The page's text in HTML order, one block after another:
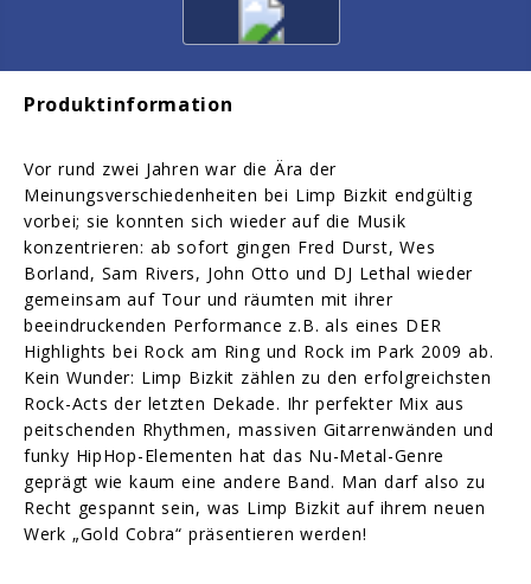
Produktinformation
Vor rund zwei Jahren war die Ära der
Meinungsverschiedenheiten bei Limp Bizkit endgültig
vorbei; sie konnten sich wieder auf die Musik
konzentrieren: ab sofort gingen Fred Durst, Wes
Borland, Sam Rivers, John Otto und DJ Lethal wieder
gemeinsam auf Tour und räumten mit ihrer
beeindruckenden Performance z.B. als eines DER
Highlights bei Rock am Ring und Rock im Park 2009 ab.
Kein Wunder: Limp Bizkit zählen zu den erfolgreichsten
Rock-Acts der letzten Dekade. Ihr perfekter Mix aus
peitschenden Rhythmen, massiven Gitarrenwänden und
funky HipHop-Elementen hat das Nu-Metal-Genre
geprägt wie kaum eine andere Band. Man darf also zu
Recht gespannt sein, was Limp Bizkit auf ihrem neuen
Werk „Gold Cobra“ präsentieren werden!